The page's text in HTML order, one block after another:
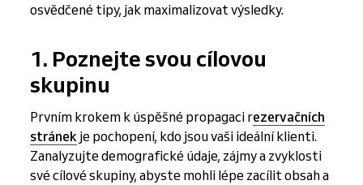
osvědčené tipy, jak maximalizovat výsledky.
1. Poznejte svou cílovou
skupinu
Prvním krokem k úspěšné propagaci rezervačních
stránekje pochopení, kdo jsou vaši ideální klienti.
Zanalyzujte demografické údaje, zájmy a zvyklosti
své cílové skupiny, abyste mohli lépe zacílit obsah a